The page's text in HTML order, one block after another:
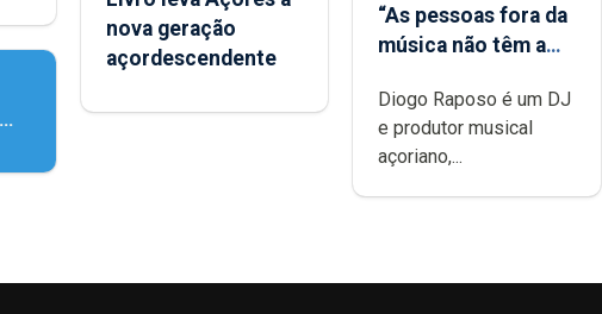
nova geração
açordescendente
“As pessoas fora da
música não têm a
difícil é produzir
uma música”
Diogo Raposo é um DJ
e produtor musical
açoriano,...